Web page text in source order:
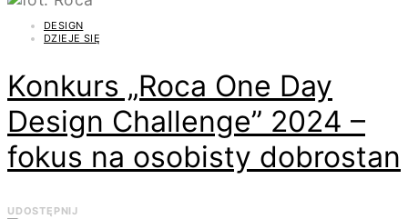
DESIGN
DZIEJE SIĘ
Konkurs „Roca One Day
Design Challenge” 2024 –
fokus na osobisty dobrostan
UDOSTĘPNIJ